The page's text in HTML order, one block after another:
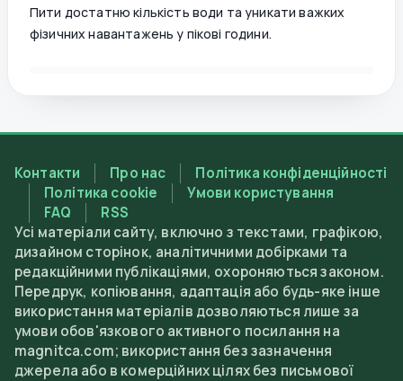
Пити достатню кількість води та уникати важких
фізичних навантажень у пікові години.
Контакти Про нас
Політика конфіденційності
Політика cookie
Умови користування
FAQ
RSS
Усі матеріали сайту, включно з текстами, графікою,
дизайном сторінок, аналітичними добірками та
редакційними публікаціями, охороняються законом.
Передрук, копіювання, адаптація або будь-яке інше
використання матеріалів дозволяються лише за
умови обов'язкового активного посилання на
magnitca.com; використання без зазначення
джерела або в комерційних цілях без письмової